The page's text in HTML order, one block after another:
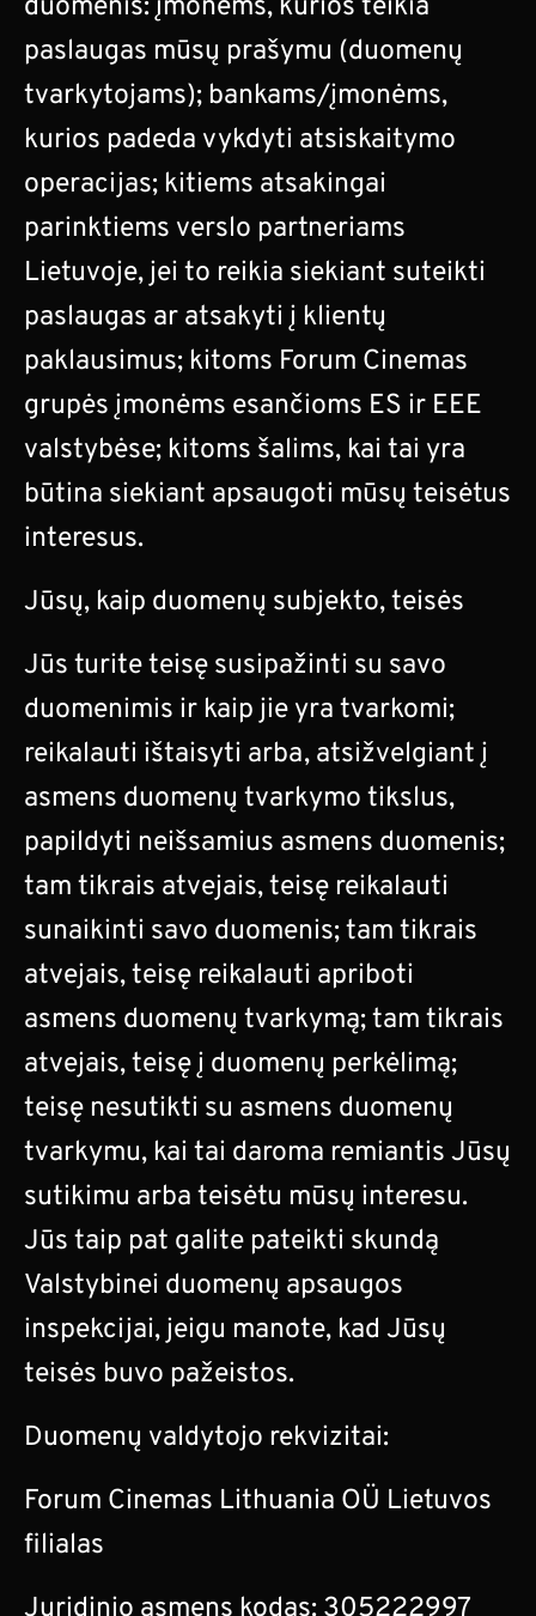
duomenis: įmonėms, kurios teikia
paslaugas mūsų prašymu (duomenų
tvarkytojams); bankams/įmonėms,
kurios padeda vykdyti atsiskaitymo
operacijas; kitiems atsakingai
parinktiems verslo partneriams
Lietuvoje, jei to reikia siekiant suteikti
paslaugas ar atsakyti į klientų
paklausimus; kitoms Forum Cinemas
grupės įmonėms esančioms ES ir EEE
valstybėse; kitoms šalims, kai tai yra
būtina siekiant apsaugoti mūsų teisėtus
interesus.
Jūsų, kaip duomenų subjekto, teisės
Jūs turite teisę susipažinti su savo
duomenimis ir kaip jie yra tvarkomi;
reikalauti ištaisyti arba, atsižvelgiant į
asmens duomenų tvarkymo tikslus,
papildyti neišsamius asmens duomenis;
tam tikrais atvejais, teisę reikalauti
sunaikinti savo duomenis; tam tikrais
atvejais, teisę reikalauti apriboti
asmens duomenų tvarkymą; tam tikrais
atvejais, teisę į duomenų perkėlimą;
teisę nesutikti su asmens duomenų
tvarkymu, kai tai daroma remiantis Jūsų
sutikimu arba teisėtu mūsų interesu.
Jūs taip pat galite pateikti skundą
Valstybinei duomenų apsaugos
inspekcijai, jeigu manote, kad Jūsų
teisės buvo pažeistos.
Duomenų valdytojo rekvizitai:
Forum Cinemas Lithuania OÜ Lietuvos
filialas